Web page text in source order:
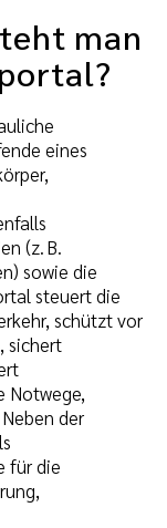
man
eines
(z. B.
sowie die
steuert die
schützt vor
sichert
Notwege,
der
für die